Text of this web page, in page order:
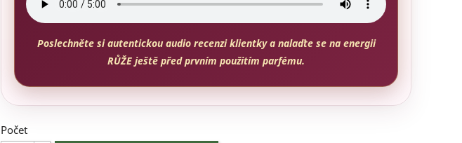
Poslechněte si autentickou audio recenzi klientky a nalaďte se na energii
RŮŽE ještě před prvním použitím parfému.
Počet